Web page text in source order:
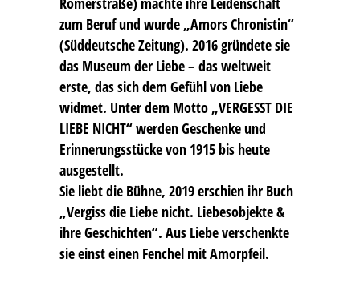
zum Beruf und wurde „Amors Chronistin“
(Süddeutsche Zeitung). 2016 gründete sie
das Museum der Liebe – das weltweit
erste, das sich dem Gefühl von Liebe
widmet. Unter dem Motto „VERGESST DIE
LIEBE NICHT“ werden Geschenke und
Erinnerungsstücke von 1915 bis heute
ausgestellt.
Sie liebt die Bühne, 2019 erschien ihr Buch
„Vergiss die Liebe nicht. Liebesobjekte &
ihre Geschichten“. Aus Liebe verschenkte
sie einst einen Fenchel mit Amorpfeil.